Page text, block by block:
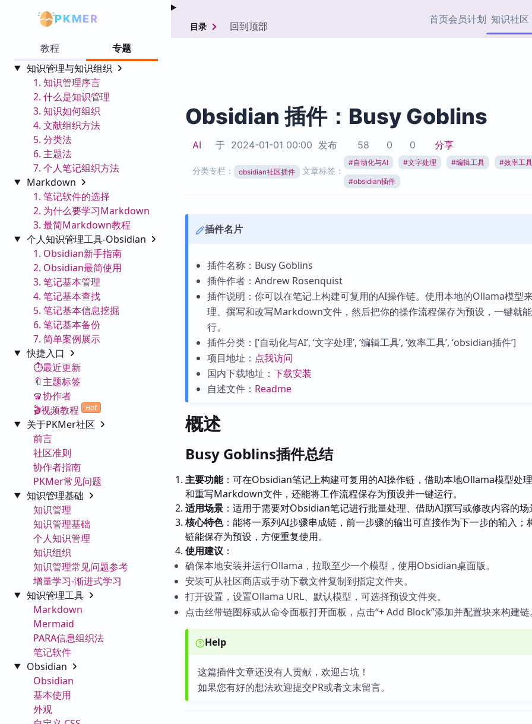
PKMER 首页会员计划 知识社区
协作者
热门链接 Top5
加速访问 Obsidian 官方
Zotero 插件
插件
教程
专题
知识管理与知识组织
1. 知识管理序言
2. 什么是知识管理
3. 知识如何组织
4. 文献组织方法
5. 分类法
6. 主题法
7. 个人笔记组织方法
Markdown
1. 笔记软件的选择
2. 为什么要学习Markdown
3. 最简Markdown教程
个人知识管理工具-Obsidian
1. Obsidian新手指南
2. Obsidian最简使用
3. 笔记基本管理
4. 笔记基本查找
5. 笔记基本信息挖掘
6. 笔记基本备份
7. 简单案例展示
快捷入口
⏱️最近更新
🔖主题标签
🧣协作者
🎬视频教程
Hot
关于PKMer社区
前言
社区准则
协作者指南
PKMer常见问题
知识管理基础
知识管理
知识管理基础
个人知识管理
知识组织
知识管理常见问题参考
增量学习-渐进式学习
知识管理工具
Markdown
Mermaid
PARA信息组织法
笔记软件
Obsidian
Obsidian
基本使用
外观
目录 回到顶部
Obsidian 插件：Busy Goblins
AI 于 2024-01-01 00:00 发布 58 0 0 分享
分类专栏： obsidian社区插件 文章标签：
#自动化与AI #文字处理 #编辑工具 #效率工具
#obsidian插件
插件名片
插件名称：Busy Goblins
插件作者：Andrew Rosenquist
插件说明：你可以在笔记上构建可复用的AI操作链。使用本地的Ollama模型
理、撰写和改写Markdown文件，然后把你的操作流程保存为预设，一键就
行。
插件分类：[‘自动化与AI’, ‘文字处理’, ‘编辑工具’, ‘效率工具’, ‘obsidian插件’]
项目地址： 点我访问
国内下载地址： 下载安装
自述文件： Readme
概述
Busy Goblins插件总结
主要功能：可在Obsidian笔记上构建可复用的AI操作链，借助本地Ollama模型处
和重写Markdown文件，还能将工作流程保存为预设并一键运行。
适用场景 ：适用于需要对Obsidian笔记进行批量处理、借助AI撰写或修改内容的场
核心特色：能将一系列AI步骤串成链，前一步骤的输出可直接作为下一步的输入；
链能保存为预设，方便重复使用。
使用建议 ：
确保本地安装并运行Ollama，拉取至少一个模型，使用Obsidian桌面版。
安装可从社区商店或手动下载文件复制到指定文件夹。
打开设置，设置Ollama URL、默认模型，可选择预设文件夹。
点击丝带链图标或从命令面板打开面板，点击“+ Add Block”添加并配置块来构建链
Help
这篇插件文章还没有人贡献，欢迎占坑！
如果您有好的想法欢迎提交PR或者文末留言。